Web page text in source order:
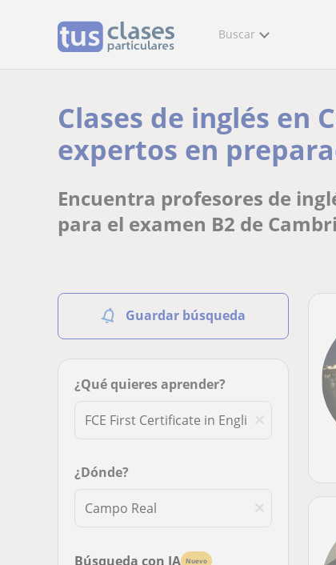
Buscar
Clases de inglés en
expertos en
Encuentra profesores de
para el examen B2 de
Guardar búsqueda
¿Qué quieres aprender?
¿Dónde?
Búsqueda con IA Nuevo